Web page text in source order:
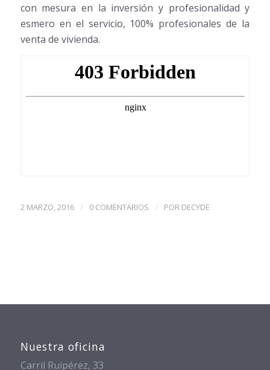
con mesura en la inversión y profesionalidad y
esmero en el servicio, 100% profesionales de la
venta de vivienda.
2 MARZO, 2016 / 0 COMENTARIOS / POR DECYDE
Nuestra oficina
Carril Ruipérez, 33